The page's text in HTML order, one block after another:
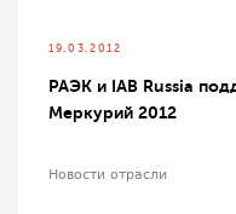
19.03.2012
РАЭК и IAB Russia
Меркурий 2012
Новости отрасли